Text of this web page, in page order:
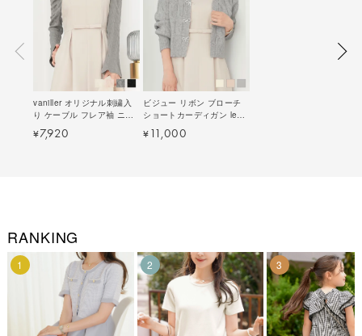
vaniller オリジナル刺繍入
り ケーブル フレア袖 ニッ
ト le reve vaniller 全4色｜
lvn441-1963【1】
¥7,920
ビジュー リボン ブローチ
ショートカーディガン le
reve vaniller 全3色｜
lvn431-1873【1】
¥ 11,000
RANKING
1 2 3